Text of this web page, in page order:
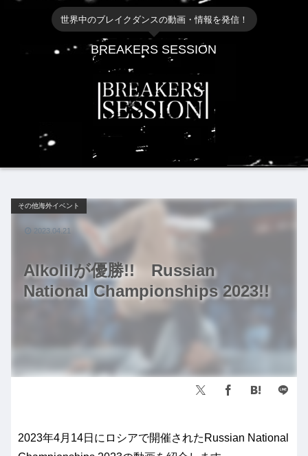
世界中のブレイクダンスの動画・情報を発信！
BREAKERS SESSION
Alkolilが優勝!! Russian
National Championships 2023!!
その他海外イベント
2023.04.21
2023年4月14日にロシアで開催されたRussian National